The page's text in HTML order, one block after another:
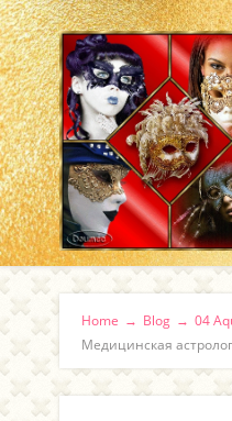
Home → Blog → 04
Медицинская